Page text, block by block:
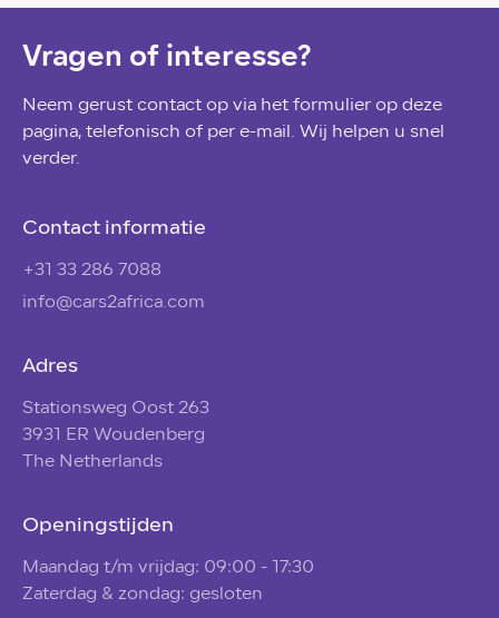
Vragen of interesse?
Neem gerust contact op via het formulier op deze
pagina, telefonisch of per e-mail. Wij helpen u snel
verder.
Contact informatie
+31 33 286 7088
info@cars2africa.com
Adres
Stationsweg Oost 263
3931 ER Woudenberg
The Netherlands
Openingstijden
Maandag t/m vrijdag: 09:00 - 17:30
Zaterdag & zondag: gesloten